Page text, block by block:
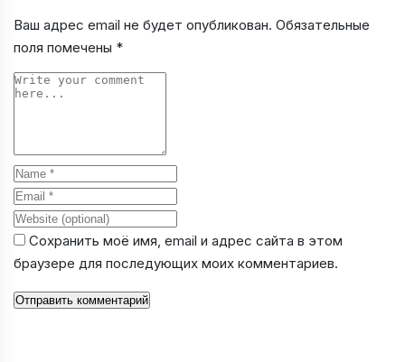
Ваш адрес email не будет опубликован. Обязательные
поля помечены *
Comment
Name
Email
Website
Сохранить моё имя, email и адрес сайта в этом
браузере для последующих моих комментариев.
Отправить комментарий